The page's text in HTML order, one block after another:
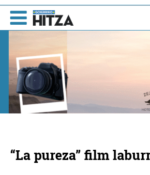
“La pureza” film